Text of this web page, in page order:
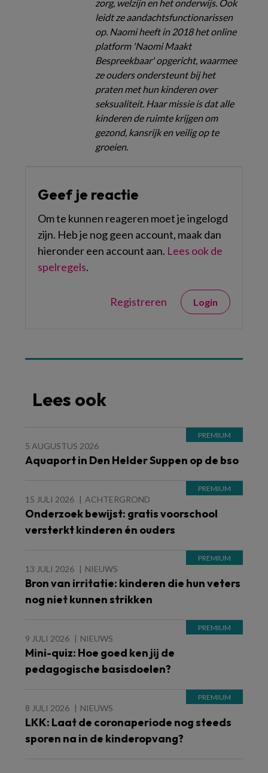
zorg, welzijn en het onderwijs. Ook
leidt ze aandachtsfunctionarissen
op. Naomi heeft in 2018 het online
platform 'Naomi Maakt
Bespreekbaar' opgericht, waarmee
ze ouders ondersteunt bij het
praten met hun kinderen over
seksualiteit. Haar missie is dat alle
kinderen de ruimte krijgen om
gezond, kansrijk en veilig op te
groeien.
Geef je reactie
Om te kunnen reageren moet je ingelogd
zijn. Heb je nog geen account, maak dan
hieronder een account aan. Lees ook de
spelregels.
Registreren Login
Lees ook
5 AUGUSTUS 2026
Aquaport in Den Helder Suppen op de bso
15 JULI 2026 ACHTERGROND
Onderzoek bewijst: gratis voorschool
versterkt kinderen én ouders
13 JULI 2026 NIEUWS
Bron van irritatie: kinderen die hun veters
nog niet kunnen strikken
9 JULI 2026 NIEUWS
Mini-quiz: Hoe goed ken jij de
pedagogische basisdoelen?
8 JULI 2026 NIEUWS
LKK: Laat de coronaperiode nog steeds
sporen na in de kinderopvang?